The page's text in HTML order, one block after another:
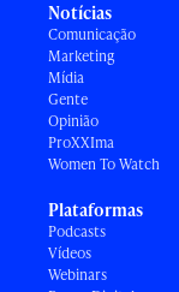
Notícias
Comunicação
Marketing
Mídia
Gente
Opinião
ProXXIma
Women To Watch
Plataformas
Podcasts
Vídeos
Webinars